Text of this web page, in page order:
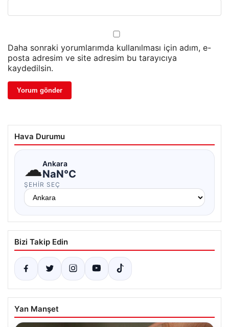
Daha sonraki yorumlarımda kullanılması için adım, e-
posta adresim ve site adresim bu tarayıcıya
kaydedilsin.
Hava Durumu
☁Ankara
NaN°C
ŞEHIR SEÇ
Bizi Takip Edin
Yan Manşet